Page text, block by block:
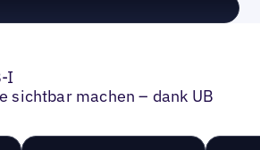
I
sichtbar machen – dank UB